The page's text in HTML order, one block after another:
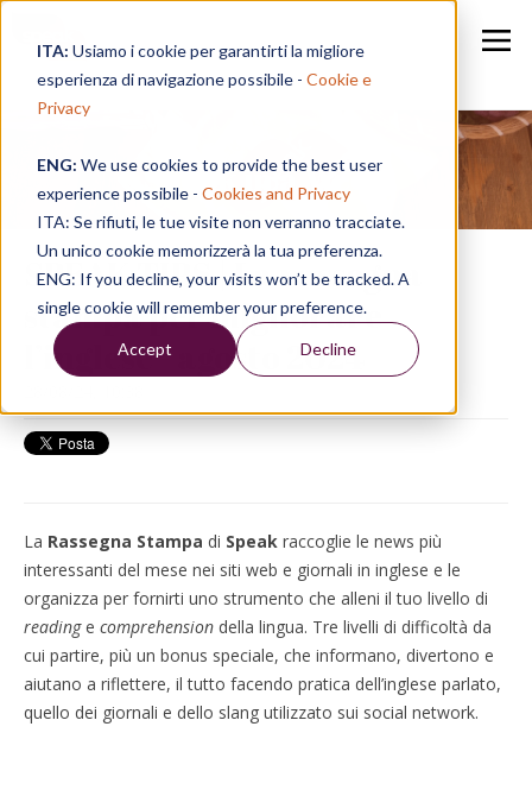
ITA: Usiamo i cookie per garantirti la migliore
esperienza di navigazione possibile - Cookie e
Privacy
ENG: We use cookies to provide the best user
experience possibile - Cookies and Privacy
ITA: Se rifiuti, le tue visite non verranno tracciate.
Un unico cookie memorizzerà la tua preferenza.
ENG: If you decline, your visits won’t be tracked. A
single cookie will remember your preference.
Accept Decline
Speak in a Week
SPEAK TIPS | La rassegna
stampa per migliorare
l’inglese - agosto 2024
La Rassegna Stampa di Speak raccoglie le news più
interessanti del mese nei siti web e giornali in inglese e le
organizza per fornirti uno strumento che alleni il tuo livello di
readinge comprehension della lingua. Tre livelli di difficoltà da
cui partire, più un bonus speciale, che informano, divertono e
aiutano a riflettere, il tutto facendo pratica dell’inglese parlato,
quello dei giornali e dello slang utilizzato sui social network.